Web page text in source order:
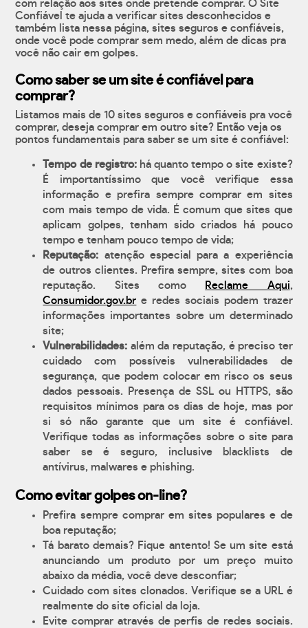
com relação aos sites onde pretende comprar. O Site
Confiável te ajuda a verificar sites desconhecidos e
também lista nessa página, sites seguros e confiáveis,
onde você pode comprar sem medo, além de dicas pra
você não cair em golpes.
Como saber se um site é confiável para
comprar?
Listamos mais de 10 sites seguros e confiáveis pra você
comprar, deseja comprar em outro site? Então veja os
pontos fundamentais para saber se um site é confiável:
Tempo de registro:há quanto tempo o site existe?
É importantíssimo que você verifique essa
informação e prefira sempre comprar em sites
com mais tempo de vida. É comum que sites que
aplicam golpes, tenham sido criados há pouco
tempo e tenham pouco tempo de vida;
Reputação: atenção especial para a experiência
de outros clientes. Prefira sempre, sites com boa
reputação. Sites como
Reclame Aqui,
Consumidor.gov.br e redes sociais podem trazer
informações importantes sobre um determinado
site;
Vulnerabilidades: além da reputação, é preciso ter
cuidado com possíveis vulnerabilidades de
segurança, que podem colocar em risco os seus
dados pessoais. Presença de SSL ou HTTPS, são
requisitos mínimos para os dias de hoje, mas por
si só não garante que um site é confiável.
Verifique todas as informações sobre o site para
saber se é seguro, inclusive blacklists de
antívirus, malwares e phishing.
Como evitar golpes on-line?
Prefira sempre comprar em sites populares e de
boa reputação;
Tá barato demais? Fique antento! Se um site está
anunciando um produto por um preço muito
abaixo da média, você deve desconfiar;
Cuidado com sites clonados. Verifique se a URL é
realmente do site oficial da loja.
Evite comprar através de perfis de redes sociais.